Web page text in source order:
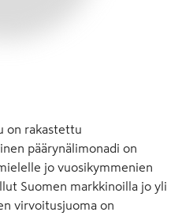
on rakastettu
päärynälimonadi on
jo vuosikymmenien
Suomen markkinoilla jo yli
virvoitusjuoma on